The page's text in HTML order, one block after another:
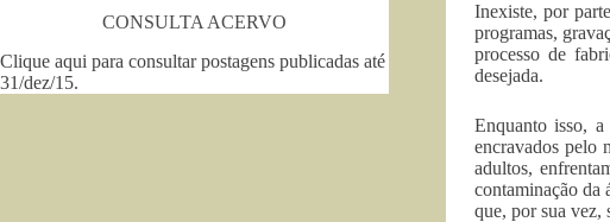
Inexiste, por
programas,
processo de
desejada.
Enquanto isso,
encravados pelo
adultos,
contaminação da
que, por sua vez,
CONSULTA ACERVO
Clique aqui para consultar postagens publicadas até
31/dez/15.